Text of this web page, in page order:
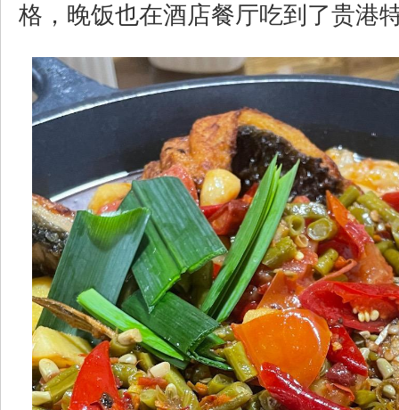
格，晚饭也在酒店餐厅吃到了贵港